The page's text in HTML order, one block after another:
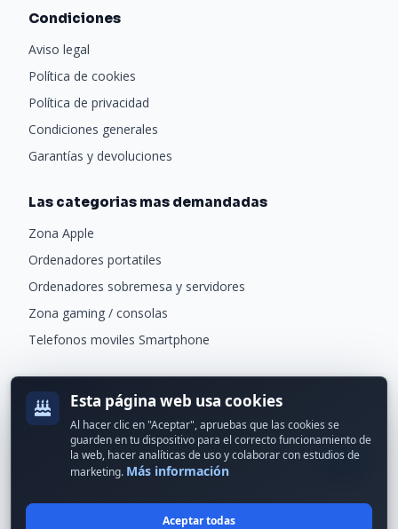
Condiciones
Aviso legal
Política de cookies
Política de privacidad
Condiciones generales
Garantías y devoluciones
Las categorias mas demandadas
Zona Apple
Ordenadores portatiles
Ordenadores sobremesa y servidores
Zona gaming / consolas
Telefonos moviles Smartphone
Recibe ofertas exclusivas y novedades.
Esta página web usa cookies
Al hacer clic en "Aceptar", apruebas que las cookies se
guarden en tu dispositivo para el correcto funcionamiento de
la web, hacer analíticas de uso y colaborar con estudios de
marketing. Más información
Aceptar todas